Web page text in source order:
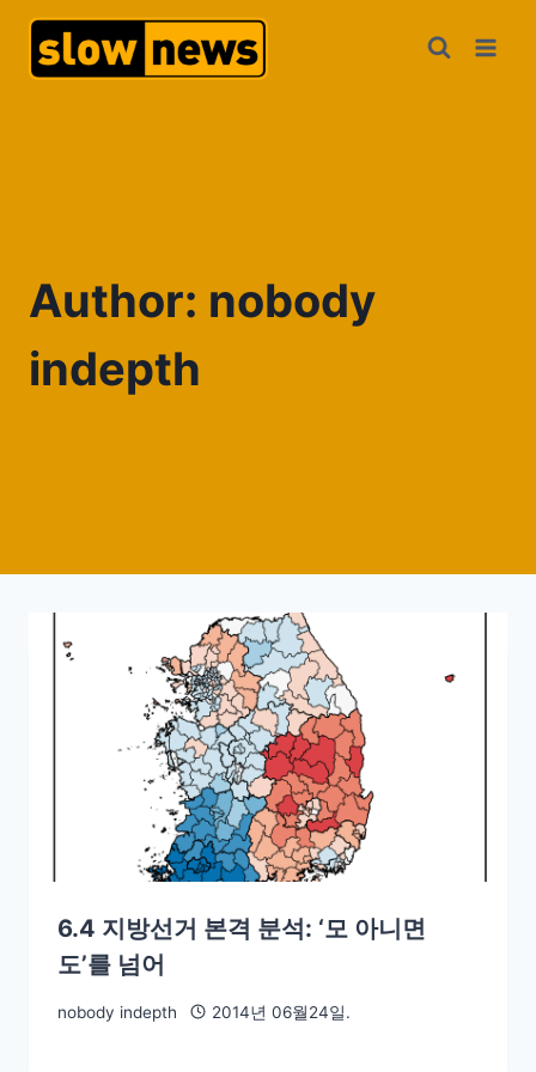
Author: nobody
indepth
6.4 지방선거 본격 분석: ‘모 아니면
도’를 넘어
nobody indepth 2014년 06월24일.